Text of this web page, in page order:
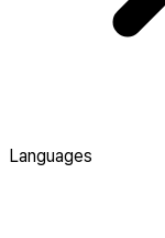
Languages